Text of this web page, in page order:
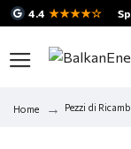
4.4 ★★★★☆
Home Pezzi di